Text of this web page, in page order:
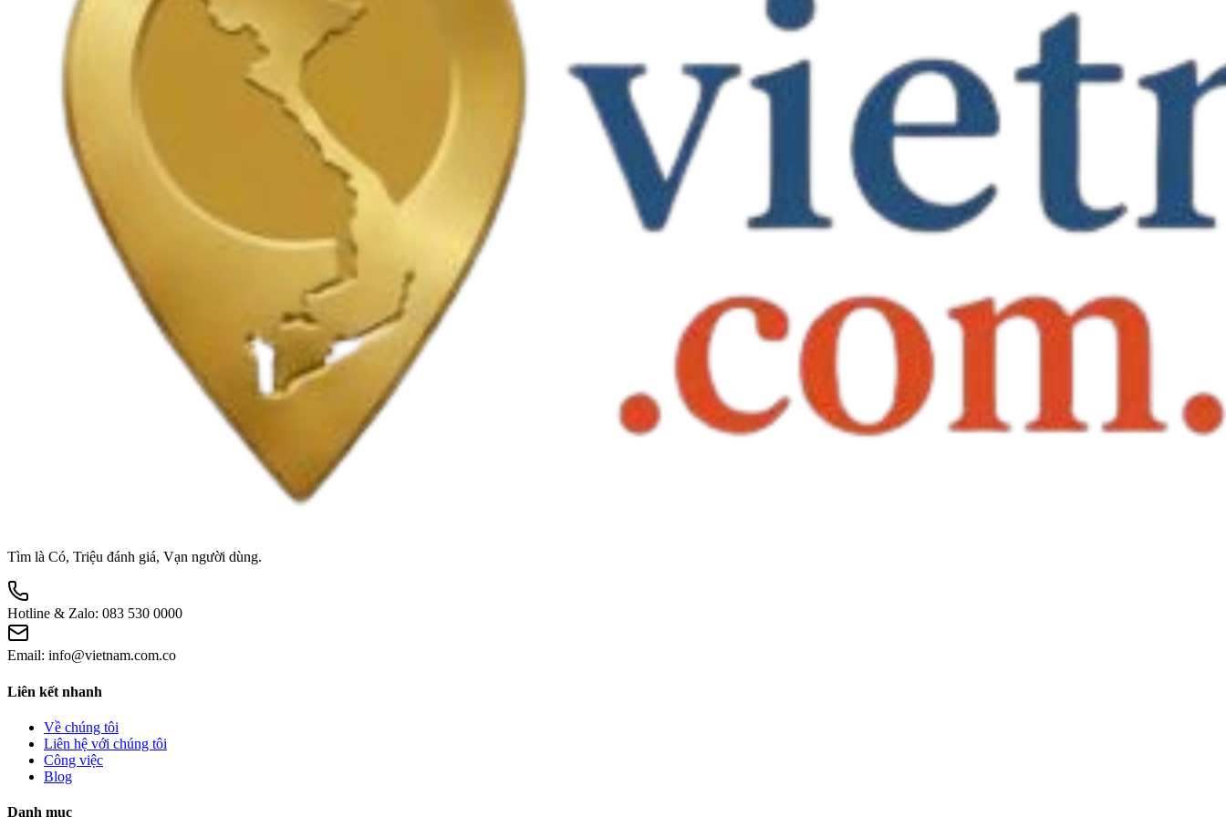
Tìm là Có, Triệu đánh giá, Vạn người dùng.
Hotline & Zalo: 083 530 0000
Email: info@vietnam.com.co
Liên kết nhanh
Về chúng tôi
Liên hệ với chúng tôi
Công việc
Blog
Danh mục